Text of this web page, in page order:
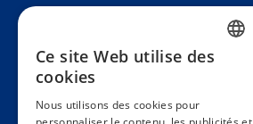
Estudios FRENCH
Ce site Web utilise des
cookies
Nous utilisons des cookies pour